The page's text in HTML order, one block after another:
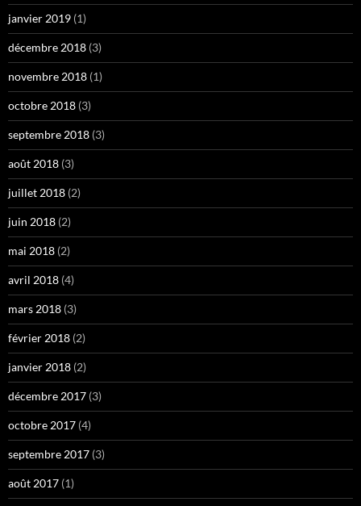
janvier 2019 (1)
décembre 2018 (3)
novembre 2018 (1)
octobre 2018 (3)
septembre 2018 (3)
août 2018 (3)
juillet 2018 (2)
juin 2018 (2)
mai 2018 (2)
avril 2018 (4)
mars 2018 (3)
février 2018 (2)
janvier 2018 (2)
décembre 2017 (3)
octobre 2017 (4)
septembre 2017 (3)
août 2017 (1)